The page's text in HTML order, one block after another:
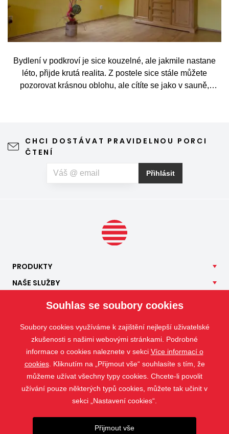
Bydlení v podkroví je sice kouzelné, ale jakmile nastane
léto, přijde krutá realita. Z postele sice stále můžete
pozorovat krásnou oblohu, ale cítíte se jako v sauně,
CHCI DOSTÁVAT PRAVIDELNOU PORCI
ČTENÍ
Přihlásit
PRODUKTY
NAŠE SLUŽBY
KONTAKT
Souhlas se soubory cookies
Soubory cookies využíváme k zajištění nejlepší uživatelské
zkušenosti s našimi webovými stránkami. Podrobné
informace o cookies naleznete v sekci Více informací o
cookies. Kliknutím na „Přijmout vše“ souhlasíte s tím, že
můžeme užívat všechny typy cookies. Chcete-li povolit
užívání pouze některých typů cookies, můžete tak učinit v
sekci „Nastavení cookies“.
Přijmout vše